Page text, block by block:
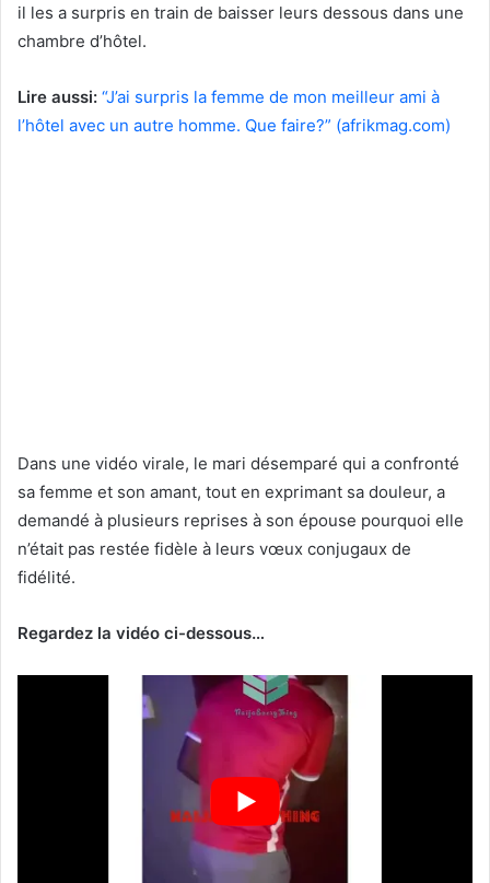
il les a surpris en train de baisser leurs dessous dans une
chambre d’hôtel.
Lire aussi: “J’ai surpris la femme de mon meilleur ami à
l’hôtel avec un autre homme. Que faire?” (afrikmag.com)
Dans une vidéo virale, le mari désemparé qui a confronté
sa femme et son amant, tout en exprimant sa douleur, a
demandé à plusieurs reprises à son épouse pourquoi elle
n’était pas restée fidèle à leurs vœux conjugaux de
fidélité.
Regardez la vidéo ci-dessous…